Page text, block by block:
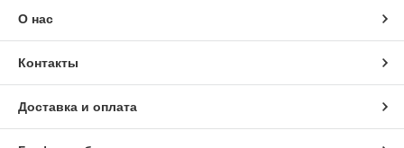
О нас
Контакты
Доставка и оплата